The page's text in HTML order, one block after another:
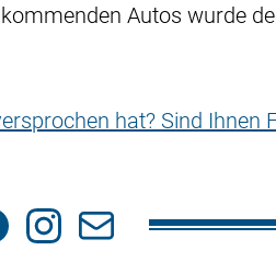
Autos wurde
hat? Sind Ihnen